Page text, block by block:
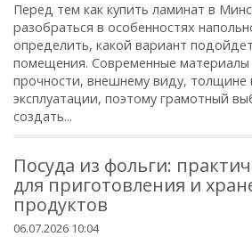
Перед тем как купить ламинат в
разобраться в особенностях
определить, какой вариант
помещения. Современные материалы
прочности, внешнему виду, толщине
эксплуатации, поэтому грамотный
создать...
Посуда из фольги:
для приготовления и
продуктов
06.07.2026 10:04